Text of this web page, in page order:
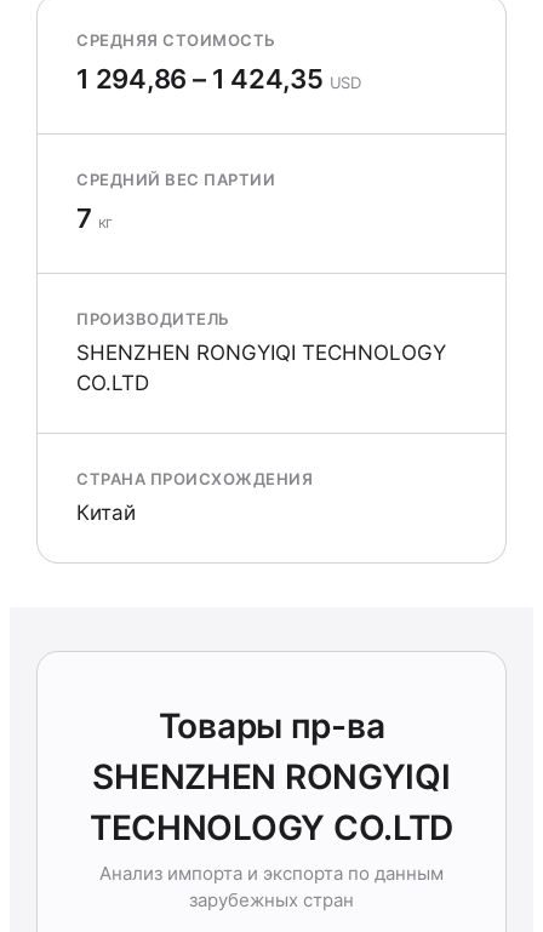
СРЕДНЯЯ СТОИМОСТЬ
1 294,86 – 1 424,35 USD
СРЕДНИЙ ВЕС ПАРТИИ
7 кг
ПРОИЗВОДИТЕЛЬ
SHENZHEN RONGYIQI TECHNOLOGY
CO.LTD
СТРАНА ПРОИСХОЖДЕНИЯ
Китай
Товары пр-ва
SHENZHEN RONGYIQI
TECHNOLOGY CO.LTD
Анализ импорта и экспорта по данным
зарубежных стран